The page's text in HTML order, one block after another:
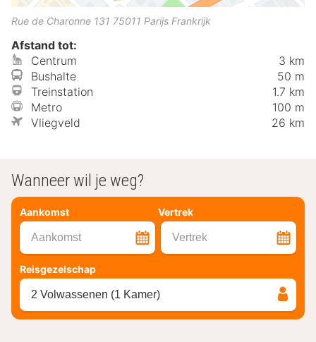
Rue de Charonne 131 75011 Parijs Frankrijk
Afstand tot:
Centrum
3 km
Bushalte
50 m
Treinstation
1.7 km
Metro
100 m
Vliegveld
26 km
Wanneer wil je weg?
Aankomst Vertrek
Aankomst Vertrek
Reisgezelschap
2 Volwassenen (1 Kamer)